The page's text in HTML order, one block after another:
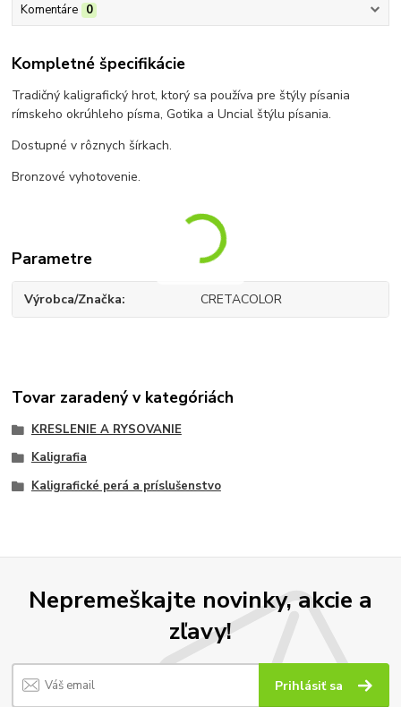
Komentáre 0
Kompletné špecifikácie
Tradičný kaligrafický hrot, ktorý sa používa pre štýly písania
rímskeho okrúhleho písma, Gotika a Uncial štýlu písania.
Dostupné v rôznych šírkach.
Bronzové vyhotovenie.
Parametre
Výrobca/Značka CRETACOLOR
Tovar zaradený v kategóriách
KRESLENIE A RYSOVANIE
Kaligrafia
Kaligrafické perá a príslušenstvo
Nepremeškajte novinky, akcie a
zľavy!
Prihlásiť sa